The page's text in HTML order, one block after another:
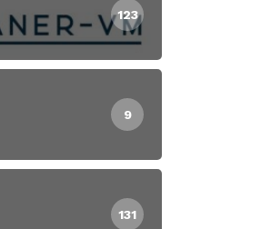
123
9
131